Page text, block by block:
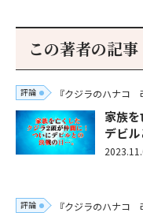
この著者の記事
評論 『クジラのハナコ
家族
デビ
評論 『クジラのハナコ